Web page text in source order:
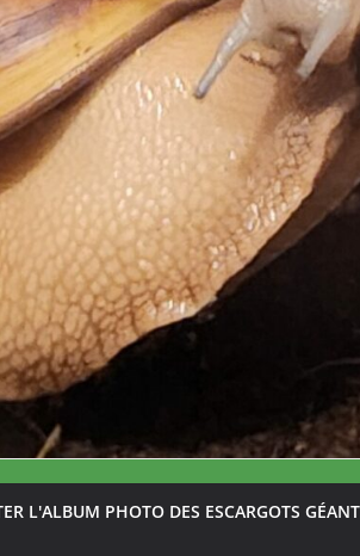
L'ALBUM PHOTO DES ESCARGOTS